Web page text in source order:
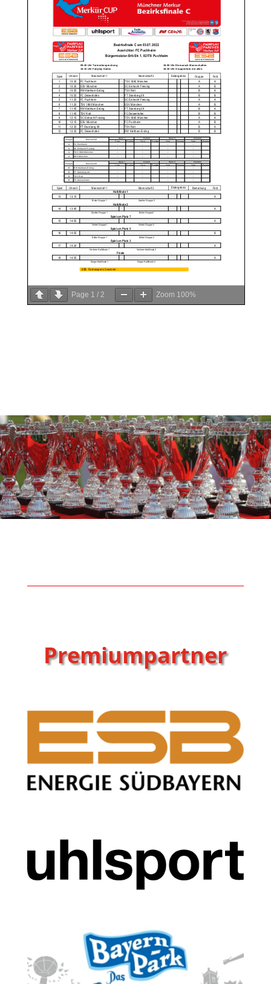
Page 1 / 2 Zoom 100%
Premiumpartner